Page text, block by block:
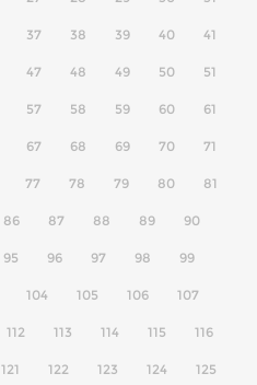
37 38 39 40 41
47 48 49 50 51
57 58 59 60 61
67 68 69 70 71
77 78 79 80 81
86 87 88 89 90
95 96 97 98 99
104 105 106 107
112 113 114 115 116
121 122 123 124 125